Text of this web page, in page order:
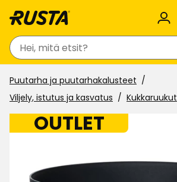
Haku
Puutarha ja puutarhakalusteet
Viljely, istutus ja kasvatus
Kukkaruukut
OUTLET